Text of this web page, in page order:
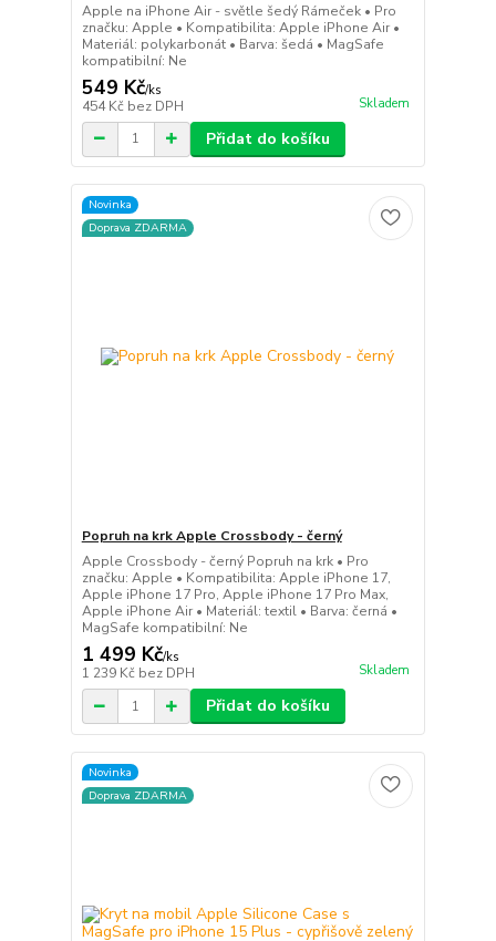
Apple na iPhone Air - světle šedý Rámeček • Pro
značku: Apple • Kompatibilita: Apple iPhone Air •
Materiál: polykarbonát • Barva: šedá • MagSafe
kompatibilní: Ne
549 Kč/ks
454 Kč bez DPH Skladem
Přidat do košíku
Novinka
Doprava ZDARMA
Popruh na krk Apple Crossbody - černý
Apple Crossbody - černý Popruh na krk • Pro
značku: Apple • Kompatibilita: Apple iPhone 17,
Apple iPhone 17 Pro, Apple iPhone 17 Pro Max,
Apple iPhone Air • Materiál: textil • Barva: černá •
MagSafe kompatibilní: Ne
1 499 Kč/ks
1 239 Kč bez DPH Skladem
Přidat do košíku
Novinka
Doprava ZDARMA